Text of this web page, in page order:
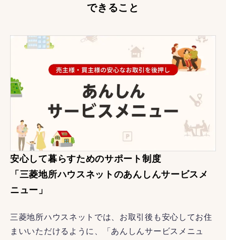
できること
安心して暮らすためのサポート制度
「三菱地所ハウスネットのあんしんサービスメ
ニュー」
三菱地所ハウスネットでは、お取引後も安心してお住
まいいただけるように、「あんしんサービスメニュ